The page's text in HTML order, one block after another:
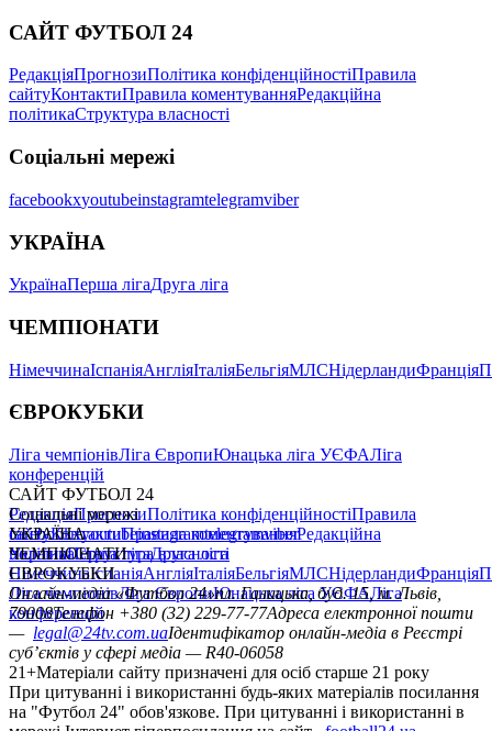
САЙТ ФУТБОЛ 24
РедакціяПрогнозиПолітика конфіденційностіПравила
сайтуКонтактиПравила коментуванняРедакційна
політикаСтруктура власності
Соціальні мережі
facebookxyoutubeinstagramtelegramviber
УКРАЇНА
УкраїнаПерша лігаДруга ліга
ЧЕМПІОНАТИ
НімеччинаІспаніяАнгліяІталіяБельгіяМЛСНідерландиФранція
ЄВРОКУБКИ
Ліга чемпіонівЛіга ЄвропиЮнацька ліга УЄФАЛіга
конференцій
САЙТ ФУТБОЛ 24
РедакціяПрогнозиПолітика конфіденційностіПравила
сайтуКонтактиПравила коментуванняРедакційна
політикаСтруктура власності
Соціальні мережі
facebookxyoutubeinstagramtelegramviber
УКРАЇНА
УкраїнаПерша лігаДруга ліга
ЧЕМПІОНАТИ
НімеччинаІспаніяАнгліяІталіяБельгіяМЛСНідерландиФранція
ЄВРОКУБКИ
Ліга чемпіонівЛіга ЄвропиЮнацька ліга УЄФАЛіга
конференцій
Онлайн-медіа «Футбол 24»пл. Галицька, буд. 15, м. Львів,
79008Телефон +380 (32) 229-77-77Адреса електронної пошти
— legal@24tv.com.uaІдентифікатор онлайн-медіа в Реєстрі
суб’єктів у сфері медіа — R40-06058
21+Матеріали сайту призначені для осіб старше 21 року
При цитуванні і використанні будь-яких матеріалів посилання
на "Футбол 24" обов'язкове. При цитуванні і використанні в